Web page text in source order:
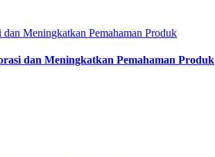
dan Meningkatkan Pemahaman Produk